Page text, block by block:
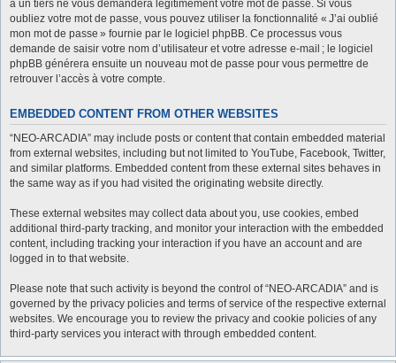
à un tiers ne vous demandera légitimement votre mot de passe. Si vous
oubliez votre mot de passe, vous pouvez utiliser la fonctionnalité « J’ai oublié
mon mot de passe » fournie par le logiciel phpBB. Ce processus vous
demande de saisir votre nom d’utilisateur et votre adresse e-mail ; le logiciel
phpBB générera ensuite un nouveau mot de passe pour vous permettre de
retrouver l’accès à votre compte.
EMBEDDED CONTENT FROM OTHER WEBSITES
“NEO-ARCADIA” may include posts or content that contain embedded material
from external websites, including but not limited to YouTube, Facebook, Twitter,
and similar platforms. Embedded content from these external sites behaves in
the same way as if you had visited the originating website directly.
These external websites may collect data about you, use cookies, embed
additional third-party tracking, and monitor your interaction with the embedded
content, including tracking your interaction if you have an account and are
logged in to that website.
Please note that such activity is beyond the control of “NEO-ARCADIA” and is
governed by the privacy policies and terms of service of the respective external
websites. We encourage you to review the privacy and cookie policies of any
third-party services you interact with through embedded content.